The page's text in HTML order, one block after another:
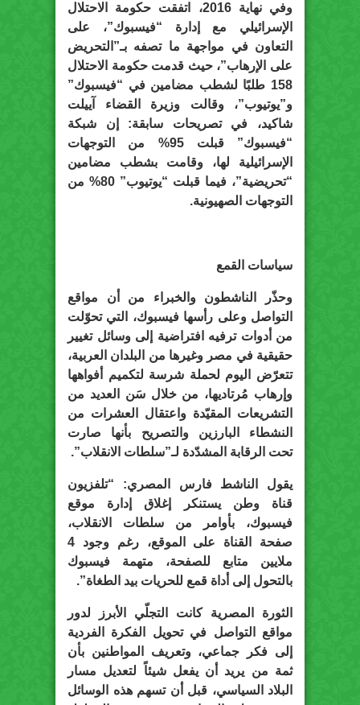
وفي نهاية 2016، اتفقت حكومة الاحتلال
الإسرائيلي مع إدارة “فيسبوك”، على
التعاون في مواجهة ما تصفه بـ”التحريض
على الإرهاب”، حيث قدمت حكومة الاحتلال
158 طلبًا لشطب مضامين في “فيسبوك”
و”يوتيوب”، وقالت وزيرة القضاء آييلت
شاكيد، في تصريحات سابقة: إن شبكة
“فيسبوك” قبلت 95% من التوجهات
الإسرائيلية لها، وقامت بشطب مضامين
“تحريضية”، فيما قبلت “يوتيوب” 80% من
التوجهات الصهيونية.
سياسات القمع
وحذّر الناشطون والخبراء من أن مواقع
التواصل وعلى رأسها فيسبوك، التي تحوّلت
من أدوات ترفيه افتراضية إلى وسائل تغيير
حقيقية في مصر وغيرها من البلدان العربية،
تتعرّض اليوم لحملة شرسة لتكميم أفواهها
وإرهاب مُرتاديها، من خلال سَن العديد من
التشريعات المقيّدة واعتقال العشرات من
النشطاء البارزين والتصريح بأنها صارت
تحت الرقابة المشدّدة لـ”سلطات الانقلاب”.
يقول الناشط فارس المصري: “تلفزيون
قناة وطن يستنكر إغلاق إدارة موقع
فيسبوك، بأوامر من سلطات الانقلاب،
صفحة القناة على الموقع، رغم وجود 4
ملايين متابع للصفحة، متهمة فيسبوك
بالتحول إلى أداة قمع للحريات بيد الطغاة”.
الثورة المصرية كانت التجلّي الأبرز لدور
مواقع التواصل في تحويل الفكرة الفردية
إلى فكر جماعي، وتعريف المواطنين بأن
ثمة من يريد أن يفعل شيئاً لتعديل مسار
البلاد السياسي، قبل أن تسهم هذه الوسائل